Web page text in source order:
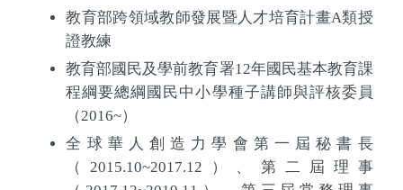
教育部跨領域教師發展暨人才培育計畫A類授
證教練
教育部國民及學前教育署12年國民基本教育課
程綱要總綱國民中小學種子講師與評核委員
（2016~）
全球華人創造力學會第一屆秘書長
（2015.10~2017.12 ）、第二屆理事